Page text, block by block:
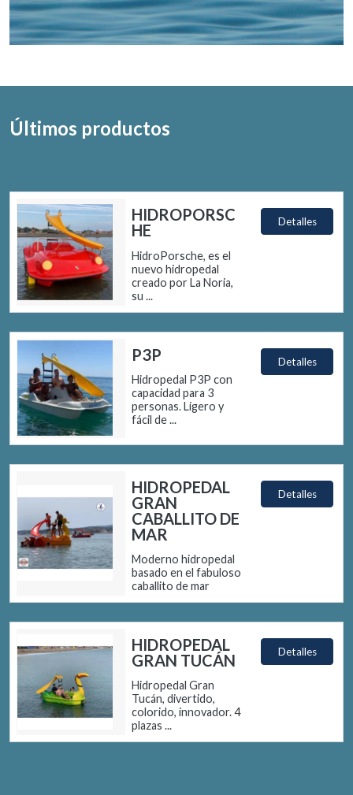
Últimos productos
HIDROPORSC
HE
HidroPorsche, es el
nuevo hidropedal
creado por La Noria,
su ...
Detalles
P3P
Hidropedal P3P con
capacidad para 3
personas. Ligero y
fácil de ...
Detalles
HIDROPEDAL
GRAN
CABALLITO DE
MAR
Moderno hidropedal
basado en el fabuloso
caballito de mar
Detalles
HIDROPEDAL
GRAN TUCÁN
Hidropedal Gran
Tucán, divertido,
colorido, innovador. 4
plazas ...
Detalles